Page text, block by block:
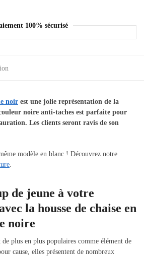
100% sécurisé
noir est une jolie représentation de la
noire anti-taches est parfaite pour
Les clients seront ravis de son
modèle en blanc ! Découvrez notre
.
de jeune à votre
la housse de chaise en
noire
de plus en plus populaires comme élément de
cause, elles présentent de nombreux